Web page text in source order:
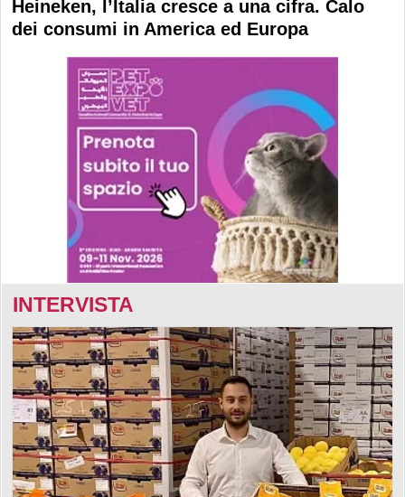
Heineken, l’Italia cresce a una cifra. Calo
dei consumi in America ed Europa
INTERVISTA